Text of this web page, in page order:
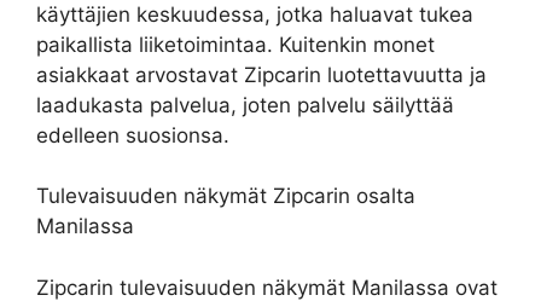
käyttäjien keskuudessa, jotka haluavat tukea
paikallista liiketoimintaa. Kuitenkin monet
asiakkaat arvostavat Zipcarin luotettavuutta ja
laadukasta palvelua, joten palvelu säilyttää
edelleen suosionsa.
Tulevaisuuden näkymät Zipcarin osalta
Manilassa
Zipcarin tulevaisuuden näkymät Manilassa ovat